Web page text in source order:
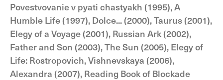
Povestvovanie v pyati chastyakh (1995), A
Humble Life (1997), Dolce... (2000), Taurus (2001),
Elegy of a Voyage (2001), Russian Ark (2002),
Father and Son (2003), The Sun (2005), Elegy of
Life: Rostropovich, Vishnevskaya (2006),
Alexandra (2007), Reading Book of Blockade